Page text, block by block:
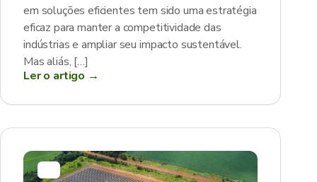
em soluções eficientes tem sido uma estratégia
eficaz para manter a competitividade das
indústrias e ampliar seu impacto sustentável.
Mas aliás, […]
Ler o artigo →